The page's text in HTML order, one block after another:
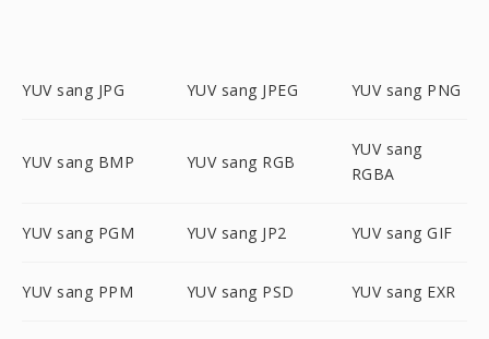
YUV sang JPG YUV sang JPEG YUV sang PNG
YUV sang BMP YUV sang RGB
YUV sang
RGBA
YUV sang PGM YUV sang JP2 YUV sang GIF
YUV sang PPM YUV sang PSD YUV sang EXR